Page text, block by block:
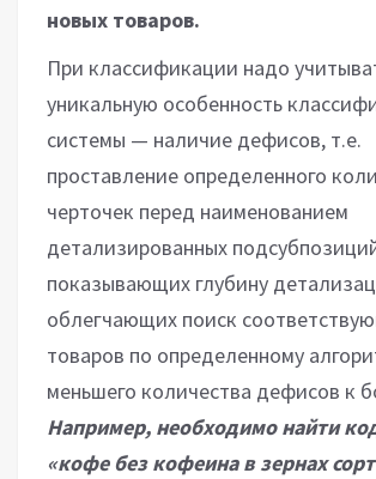
новых товаров.
При классификации надо
уникальную особенность
системы — наличие дефисов, т.е.
проставление опреде­ленного
черточек перед наименованием
детализированных
показывающих глубину
облегчающих поиск
товаров по определенному
меньшего количества дефисов к
Например, необходимо найти
«кофе без кофеина в зернах